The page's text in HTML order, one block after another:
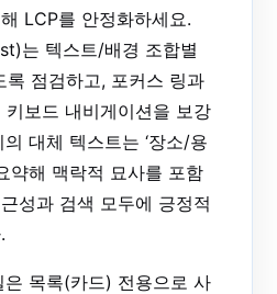
LCP를 안정화하세요.
는 텍스트/배경 조합별
록 점검하고, 포커스 링과
보드 내비게이션을 보강
대체 텍스트는 ‘장소/용
약해 맥락적 묘사를 포함
성과 검색 모두에 긍정적
목록(카드) 전용으로 사